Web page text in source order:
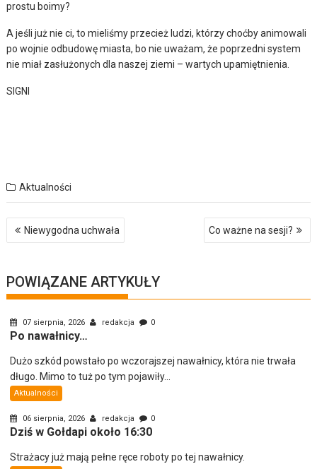
prostu boimy?
A jeśli już nie ci, to mieliśmy przecież ludzi, którzy choćby animowali
po wojnie odbudowę miasta, bo nie uważam, że poprzedni system
nie miał zasłużonych dla naszej ziemi – wartych upamiętnienia.
SIGNI
Aktualności
Nawigacja
wpisuNiewygodna uchwała Co ważne na sesji?
POWIĄZANE ARTYKUŁY
07 sierpnia, 2026 redakcja 0
Po nawałnicy…
Dużo szkód powstało po wczorajszej nawałnicy, która nie trwała
długo. Mimo to tuż po tym pojawiły...
Aktualności
06 sierpnia, 2026 redakcja 0
Dziś w Gołdapi około 16:30
Strażacy już mają pełne ręce roboty po tej nawałnicy.